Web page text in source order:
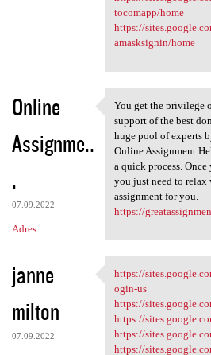
tocomapp/home
https://
amasksignin/home
Online
Assignme..
.
07.09.2022
Adres
You get the
You get the privilege
support of the best
huge pool of experts
Online Assignment
a quick process. Once
you just need to relax
assignment for you.
https://
janne
milton
07.09.2022
https://
https://
ogin-us
https://
https://
https://
https://